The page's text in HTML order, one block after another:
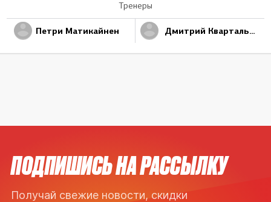
Тренеры
Петри Матикайнен Дмитрий Квартальнов
ПОДПИШИСЬ НА РАССЫЛКУ
Получай свежие новости, скидки